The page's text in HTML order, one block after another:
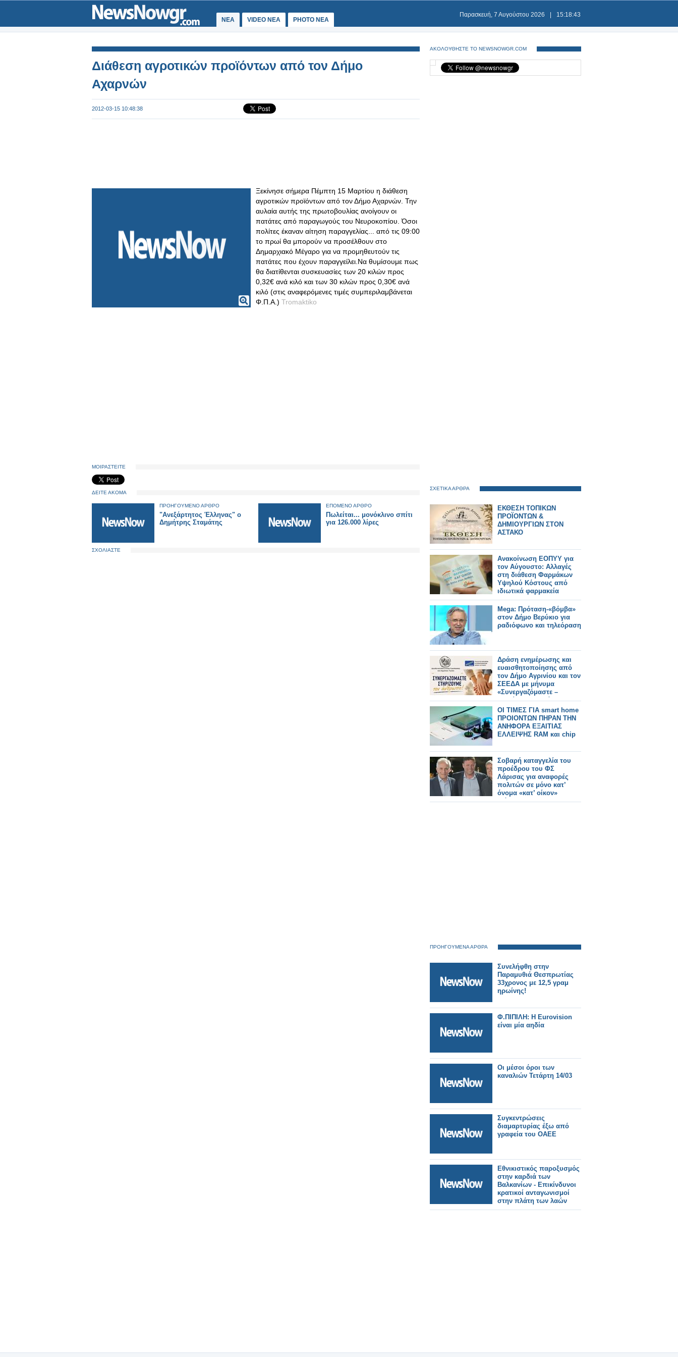
ΝΕΑ VIDEO NEA PHOTO NEA
Παρασκευή, 7 Αυγούστου 2026 15:18:43
Διάθεση αγροτικών προϊόντων από τον Δήμο
Αχαρνών
2012-03-15 10:48:38
Ξεκίνησε σήμερα Πέμπτη 15 Μαρτίου η διάθεση
αγροτικών προϊόντων από τον Δήμο Αχαρνών. Την
αυλαία αυτής της πρωτοβουλίας ανοίγουν οι
πατάτες από παραγωγούς του Νευροκοπίου. Όσοι
πολίτες έκαναν αίτηση παραγγελίας... από τις 09:00
το πρωί θα μπορούν να προσέλθουν στο
Δημαρχιακό Μέγαρο για να προμηθευτούν τις
πατάτες που έχουν παραγγείλει.Να θυμίσουμε πως
θα διατίθενται συσκευασίες των 20 κιλών προς
0,32€ ανά κιλό και των 30 κιλών προς 0,30€ ανά
κιλό (στις αναφερόμενες τιμές συμπεριλαμβάνεται
Φ.Π.Α.) Tromaktiko
ΜΟΙΡΑΣΤΕΙΤΕ
ΔΕΙΤΕ ΑΚΟΜΑ
ΠΡΟΗΓΟΥΜΕΝΟ ΑΡΘΡΟ
"Ανεξάρτητος Έλληνας" ο
Δημήτρης Σταμάτης
ΕΠΟΜΕΝΟ ΑΡΘΡΟ
Πωλείται... μονόκλινο σπίτι
για 126.000 λίρες
ΣΧΟΛΙΑΣΤΕ
ΑΚΟΛΟΥΘΗΣΤΕ ΤΟ NEWSNOWGR.COM
ΣΧΕΤΙΚΑ ΑΡΘΡΑ
ΕΚΘΕΣΗ ΤΟΠΙΚΩΝ
ΠΡΟΪΟΝΤΩΝ &
ΔΗΜΙΟΥΡΓΙΩΝ ΣΤΟΝ
ΑΣΤΑΚΟ
Ανακοίνωση ΕΟΠΥΥ για
τον Αύγουστο: Αλλαγές
στη διάθεση Φαρμάκων
Υψηλού Κόστους από
ιδιωτικά φαρμακεία
Mega: Πρόταση-«βόμβα»
στον Δήμο Βερύκιο για
ραδιόφωνο και τηλεόραση
Δράση ενημέρωσης και
ευαισθητοποίησης από
τον Δήμο Αγρινίου και τον
ΣΕΕΔΑ με μήνυμα
«Συνεργαζόμαστε –
Στηρίζουμε τον άνθρωπο»
ΟΙ ΤΙΜΕΣ ΓΙΑ smart home
ΠΡΟΙΟΝΤΩΝ ΠΗΡΑΝ ΤΗΝ
ΑΝΗΦΟΡΑ ΕΞΑΙΤΙΑΣ
ΕΛΛΕΙΨΗΣ RAM και chip
Σοβαρή καταγγελία του
προέδρου του ΦΣ
Λάρισας για αναφορές
πολιτών σε μόνο κατ’
όνομα «κατ’ οίκον»
διάθεση ΦΥΚ
ΠΡΟΗΓΟΥΜΕΝΑ ΑΡΘΡΑ
Συνελήφθη στην
Παραμυθιά Θεσπρωτίας
33χρονος με 12,5 γραμ
ηρωίνης!
Φ.ΠΙΠΙΛΗ: Η Eurovision
είναι μία αηδία
Οι μέσοι όροι των
καναλιών Τετάρτη 14/03
Συγκεντρώσεις
διαμαρτυρίας έξω από
γραφεία του ΟΑΕΕ
Εθνικιστικός παροξυσμός
στην καρδιά των
Βαλκανίων - Επικίνδυνοι
κρατικοί ανταγωνισμοί
στην πλάτη των λαών